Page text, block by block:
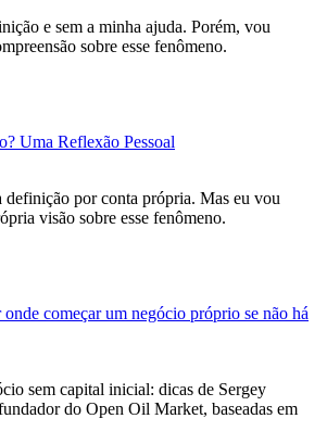
e sem a minha ajuda. Porém, vou
sobre esse fenômeno.
Uma Reflexão Pessoal
definição por conta própria. Mas eu vou
visão sobre esse fenômeno.
começar um negócio próprio se não há
sem capital inicial: dicas de Sergey
do Open Oil Market, baseadas em